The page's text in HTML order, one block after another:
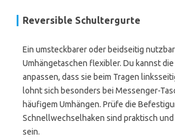
Reversible Schultergurte
Ein umsteckbarer oder beidseitig
Umhängetaschen flexibler. Du kannst die
anpassen, dass sie beim Tragen
lohnt sich besonders bei Messenger-
häufigem Umhängen. Prüfe die
Schnellwechselhaken sind praktisch
sein.